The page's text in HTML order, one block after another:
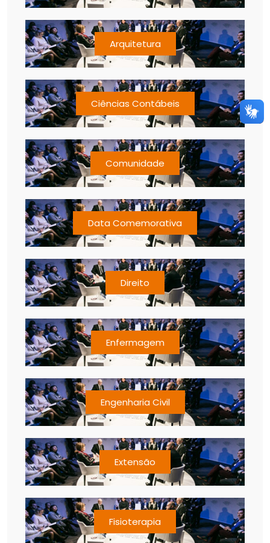
Arquitetura
Ciências Contábeis
Comunidade
Data Comemorativa
Direito
Enfermagem
Engenharia Civil
Extensão
Fisioterapia